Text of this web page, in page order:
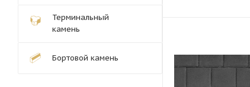
Терминальный
камень
Бортовой камень